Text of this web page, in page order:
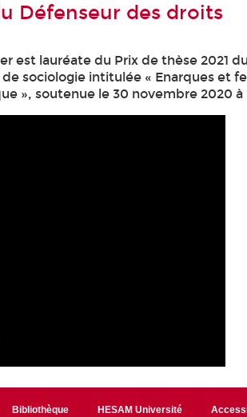
Défenseur des droits
est lauréate du Prix de thèse 2021 du
sociologie intitulée « Enarques et
», soutenue le 30 novembre 2020 à
Bibliothèque HESAM Université